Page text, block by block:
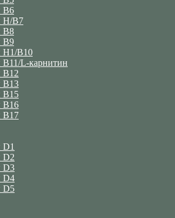
B6
H/B7
B8
B9
H1/В10
L-карнитин
B12
B13
B15
B16
B17
D2
D3
D4
D5